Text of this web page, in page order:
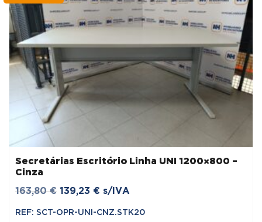
Secretárias Escritório Linha UNI 1200×800 –
Cinza
163,80€ O
139,23 € O
s/IVA
REF: SCT-OPR-UNI-CNZ.STK20